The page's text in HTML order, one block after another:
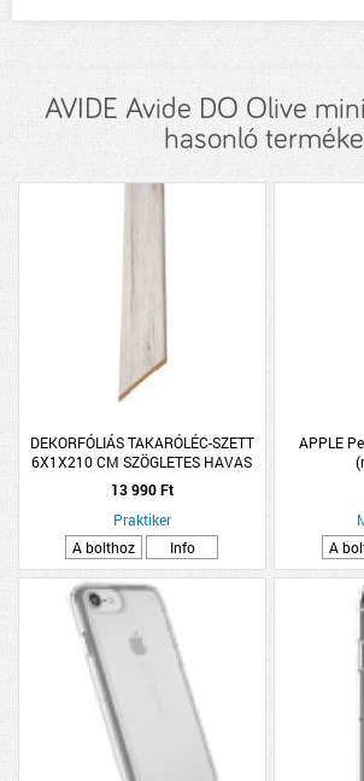
AVIDE Avide DO Olive
hasonló
DEKORFÓLIÁS TAKARÓLÉC-SZETT
6X1X210 CM SZÖGLETES HAVAS
TÖLGY
13 990 Ft
Praktiker
A bolthoz
Info
APPLE
A